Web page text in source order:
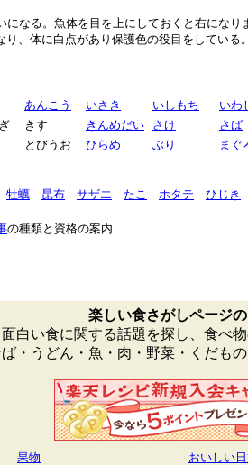
になる。魚体を目を上にしておくと右にな
り、体に白点があり保護色の役目をしてい
あんこう いさき いしもち
いわ
きす きんめだい さけ
さば
とびうお ひらめ ぶり まぐ
牡蠣 昆布 サザエ たこ ホタテ ひじき
の種類と資格の案内
楽しい食さがしページ
白い食に関する話題を探し、食べ
・うどん・魚・肉・野菜・くだも
果物
おいしい